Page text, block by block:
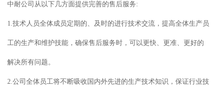
中耐公司从以下几方面提供完善的售后服务:
1.技术人员全体成员定期的、及时的进行技术交流，提高全体生产员
工的生产和维护技能，确保售后服务时，可以更快、更准、更好的
解决所有问题。
2.公司全体员工将不断吸收国内外先进的生产技术知识，保证行业技